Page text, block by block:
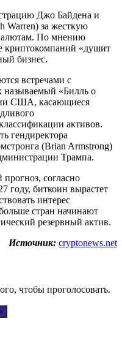
Джо Байдена и
Warren) за жесткую
По мнению
криптокомпаний «душит
бизнес.
встречами с
называемый «Билль о
США, касающиеся
активов.
гендиректора
(Brian Armstrong)
Трампа.
согласно
году, биткоин вырастет
интерес
стран начинают
резервный актив.
Источник: cryptonews.net
чтобы проголосовать.